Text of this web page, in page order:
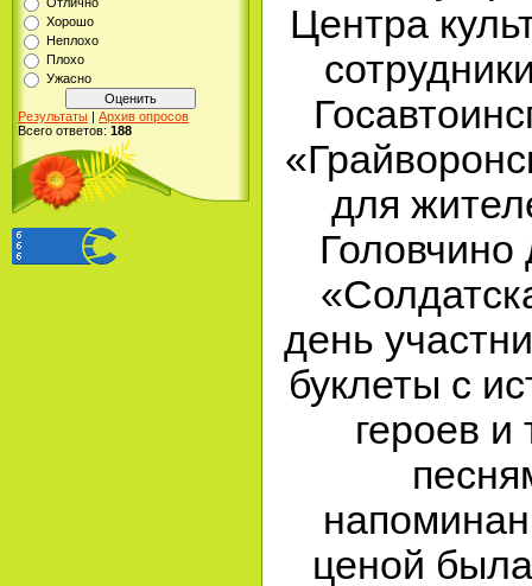
Хорошо
Неплохо
Плохо
Ужасно
Результаты | Архив опросов
Всего ответов: 188
Центра
для
день
буклеты с
героев и
ценой